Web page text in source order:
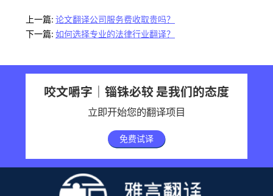
上一篇: 论文翻译公司服务费收取贵吗？
下一篇: 如何选择专业的法律行业翻译？
咬文嚼字｜锱铢必较 是我们的态度
立即开始您的翻译项目
免费试译